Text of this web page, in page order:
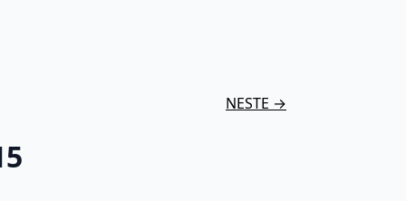
NESTE →